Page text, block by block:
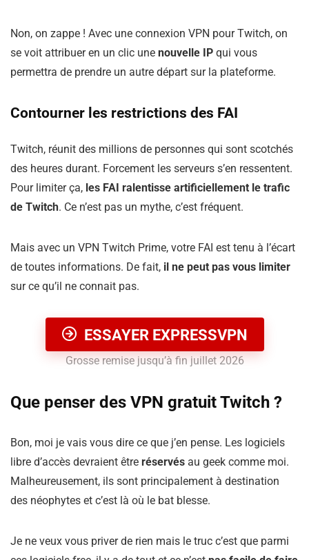
Non, on zappe ! Avec une connexion VPN pour Twitch, on
se voit attribuer en un clic une nouvelle IP qui vous
permettra de prendre un autre départ sur la plateforme.
Contourner les restrictions des FAI
Twitch, réunit des millions de personnes qui sont scotchés
des heures durant. Forcement les serveurs s’en ressentent.
Pour limiter ça, les FAI ralentisse artificiellement le trafic
de Twitch. Ce n’est pas un mythe, c’est fréquent.
Mais avec un VPN Twitch Prime, votre FAI est tenu à l’écart
de toutes informations. De fait, il ne peut pas vous limiter
sur ce qu’il ne connait pas.
ESSAYER EXPRESSVPN
Grosse remise jusqu’à fin juillet 2026
Que penser des VPN gratuit Twitch ?
Bon, moi je vais vous dire ce que j’en pense. Les logiciels
libre d’accès devraient être réservés au geek comme moi.
Malheureusement, ils sont principalement à destination
des néophytes et c’est là où le bat blesse.
Je ne veux vous priver de rien mais le truc c’est que parmi